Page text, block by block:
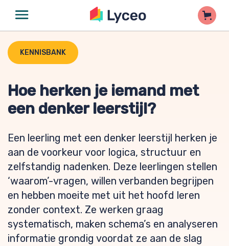
KENNISBANK
Hoe herken je iemand met
een denker leerstijl?
Een leerling met een denker leerstijl herken je
aan de voorkeur voor logica, structuur en
zelfstandig nadenken. Deze leerlingen stellen
‘waarom’-vragen, willen verbanden begrijpen
en hebben moeite met uit het hoofd leren
zonder context. Ze werken graag
systematisch, maken schema’s en analyseren
informatie grondig voordat ze aan de slag